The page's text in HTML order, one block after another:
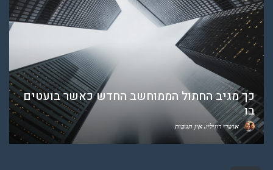
כך מגיב החתול הממוחשב החדש כאשר בועטים
בו
אושרי רוזיליו אין תגובות